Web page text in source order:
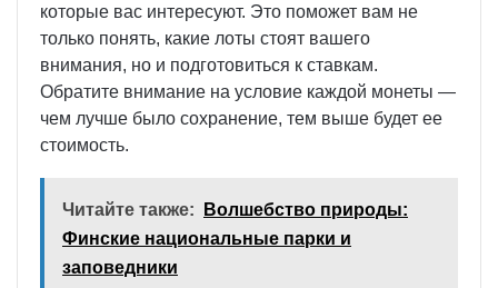
которые вас интересуют. Это поможет вам не
только понять, какие лоты стоят вашего
внимания, но и подготовиться к ставкам.
Обратите внимание на условие каждой монеты —
чем лучше было сохранение, тем выше будет ее
стоимость.
Читайте также:
Волшебство природы:
Финские национальные парки и
заповедники